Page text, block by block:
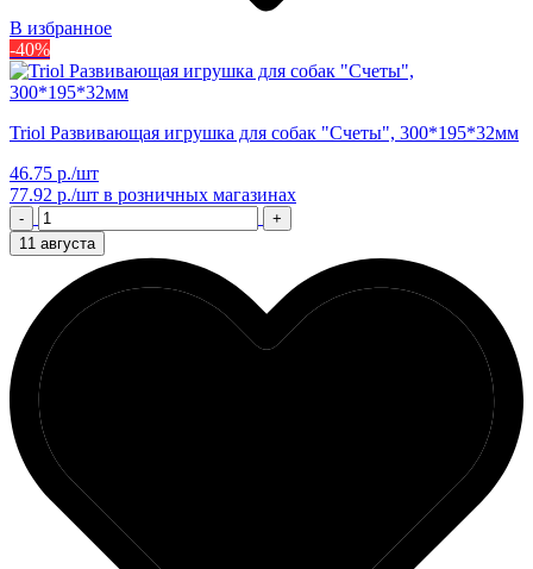
В избранное
-40%
Triol Развивающая игрушка для собак "Счеты", 300*195*32мм
46.75 р./шт
77.92 р./шт в розничных магазинах
-
+
11 августа